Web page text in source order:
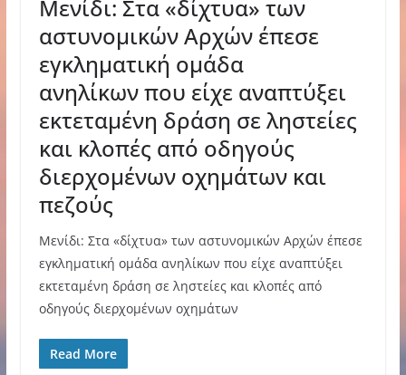
Μενίδι: Στα «δίχτυα» των
αστυνομικών Αρχών έπεσε
εγκληματική ομάδα
ανηλίκων που είχε αναπτύξει
εκτεταμένη δράση σε ληστείες
και κλοπές από οδηγούς
διερχομένων οχημάτων και
πεζούς
Μενίδι: Στα «δίχτυα» των αστυνομικών Αρχών έπεσε
εγκληματική ομάδα ανηλίκων που είχε αναπτύξει
εκτεταμένη δράση σε ληστείες και κλοπές από
οδηγούς διερχομένων οχημάτων
Read More